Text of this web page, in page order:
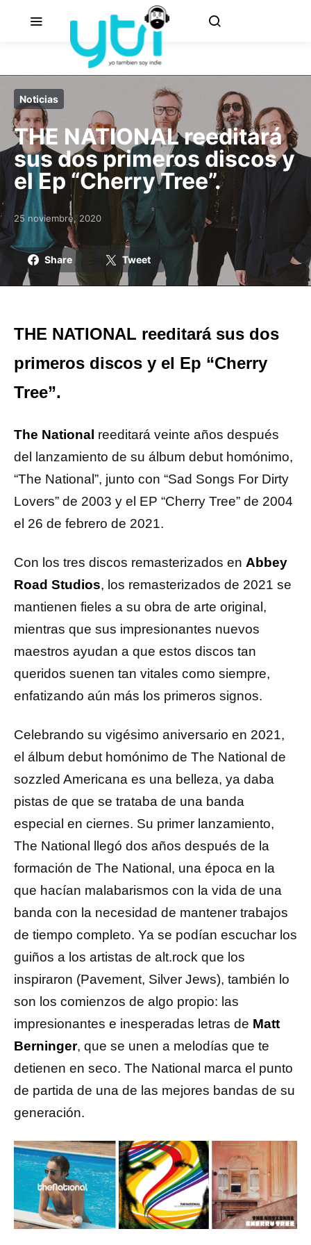
Noticias
THE NATIONAL reeditará
sus dos primeros discos y
el Ep “Cherry Tree”.
Posted on
25 noviembre, 2020
Share Tweet
THE NATIONAL reeditará sus dos
primeros discos y el Ep “Cherry
Tree”.
The National reeditará veinte años después
del lanzamiento de su álbum debut homónimo,
“The National”, junto con “Sad Songs For Dirty
Lovers” de 2003 y el EP “Cherry Tree” de 2004
el 26 de febrero de 2021.
Con los tres discos remasterizados en Abbey
Road Studios, los remasterizados de 2021 se
mantienen fieles a su obra de arte original,
mientras que sus impresionantes nuevos
maestros ayudan a que estos discos tan
queridos suenen tan vitales como siempre,
enfatizando aún más los primeros signos.
Celebrando su vigésimo aniversario en 2021,
el álbum debut homónimo de The National de
sozzled Americana es una belleza, ya daba
pistas de que se trataba de una banda
especial en ciernes. Su primer lanzamiento,
The National llegó dos años después de la
formación de The National, una época en la
que hacían malabarismos con la vida de una
banda con la necesidad de mantener trabajos
de tiempo completo. Ya se podían escuchar los
guiños a los artistas de alt.rock que los
inspiraron (Pavement, Silver Jews), también lo
son los comienzos de algo propio: las
impresionantes e inesperadas letras de Matt
Berninger, que se unen a melodías que te
detienen en seco. The National marca el punto
de partida de una de las mejores bandas de su
generación.